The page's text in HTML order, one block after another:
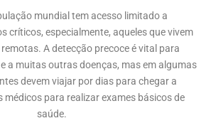
mundial tem acesso limitado a
críticos, especialmente, aqueles que vivem
A detecção precoce é vital para
a muitas outras doenças, mas em algumas
devem viajar por dias para chegar a
médicos para realizar exames básicos de
saúde.